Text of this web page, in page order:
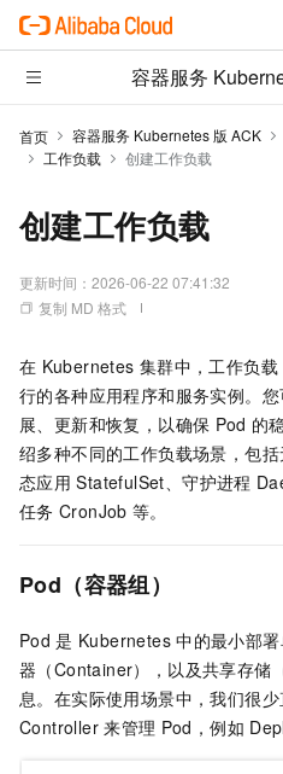
容器服务
首页 容器服务 Kubernetes 版 ACK
工作负载
创建工作负载
创建工作负载
更新时间： 2026-06-22 07:41:32
复制 MD 格式
在 Kubernetes 集群中，工作负
行的各种应用程序和服务实例。
展、更新和恢复，以确保 Pod 的
绍多种不同的工作负载场景，包
态应用 StatefulSet、守护进程
任务 CronJob 等。
Pod（容器组）
Pod 是 Kubernetes 中的最小部
器（Container），以及共享存储
息。在实际使用场景中，我们很
Controller 来管理 Pod，例如